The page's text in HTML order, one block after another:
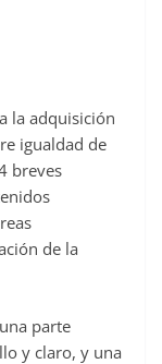
la adquisición
igualdad de
breves
de la
parte
y claro, y una